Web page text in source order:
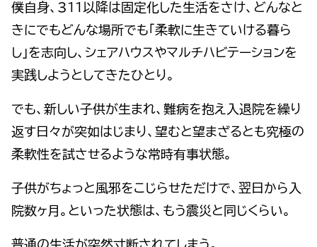
僕自身、311以降は固定化した生活をさけ、どんなと
きにでもどんな場所でも「柔軟に生きていける暮ら
し」を志向し、シェアハウスやマルチハビテーションを
実践しようとしてきたひとり。
でも、新しい子供が生まれ、難病を抱え入退院を繰り
返す日々が突如はじまり、望むと望まざるとも究極の
柔軟性を試させるような常時有事状態。
子供がちょっと風邪をこじらせただけで、翌日から入
院数ヶ月。といった状態は、もう震災と同じくらい。
普通の生活が突然寸断されてしまう。